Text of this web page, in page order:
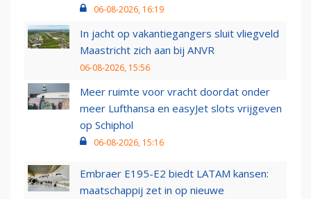
06-08-2026, 16:19
In jacht op vakantiegangers sluit vliegveld
Maastricht zich aan bij ANVR
06-08-2026, 15:56
Meer ruimte voor vracht doordat onder
meer Lufthansa en easyJet slots vrijgeven
op Schiphol
06-08-2026, 15:16
Embraer E195-E2 biedt LATAM kansen:
maatschappij zet in op nieuwe